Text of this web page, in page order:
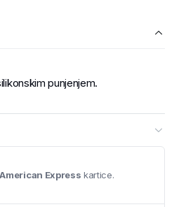
punjenjem.
American Express kartice.